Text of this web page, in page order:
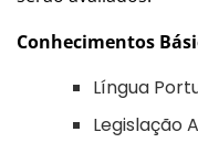
Conhecimentos
Língua
Legislação